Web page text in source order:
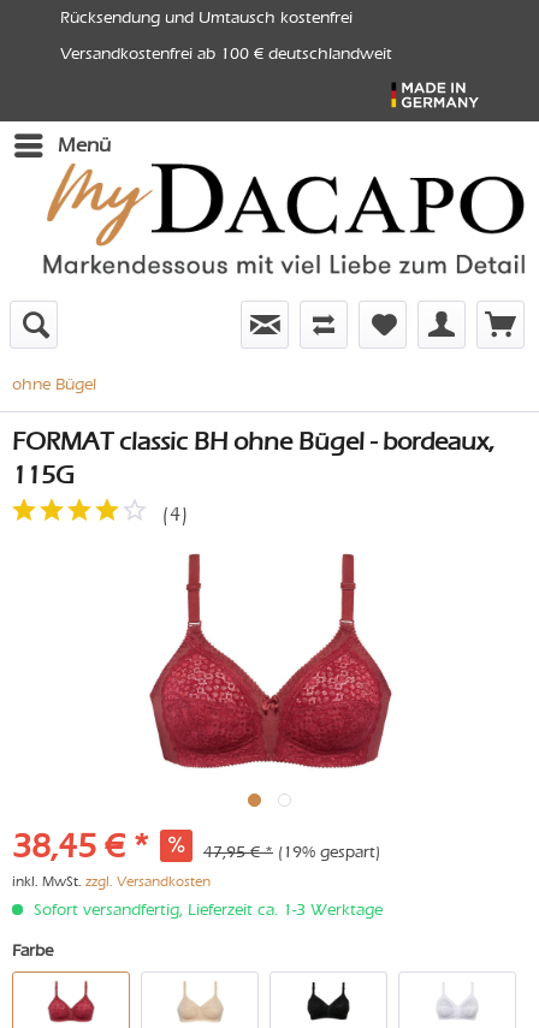
Rücksendung und Umtausch kostenfrei
Versandkostenfrei ab 100 € deutschlandweit
Menü
ohne Bügel
FORMAT classic BH ohne Bügel - bordeaux,
115G
(4)
38,45 € * 47,95 € * (19% gespart)
inkl. MwSt. zzgl. Versandkosten
Sofort versandfertig, Lieferzeit ca. 1-3 Werktage
Farbe